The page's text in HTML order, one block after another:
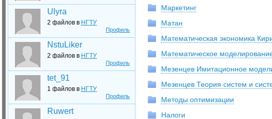
Профиль
Ulyra
2 файлов в НГТУ
Профиль
NstuLiker
2 файлов в НГТУ
Профиль
tet_91
1 файлов в НГТУ
Ruwert
Маркетинг
Матан
Математическая экономика
Математическое
Мезенцев Имитационное
Мезенцев Теория систем и
Методы оптимизации
Налоги